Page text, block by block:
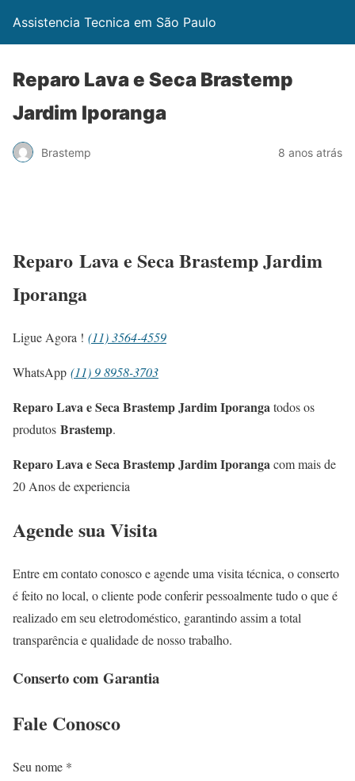
Assistencia Tecnica em São Paulo
Reparo Lava e Seca Brastemp
Jardim Iporanga
Brastemp 8 anos atrás
Reparo Lava e Seca Brastemp Jardim
Iporanga
Ligue Agora ! (11) 3564-4559
WhatsApp (11) 9 8958-3703
Reparo Lava e Seca Brastemp Jardim Iporangatodos os
produtos Brastemp.
Reparo Lava e Seca Brastemp Jardim Iporangacom mais de
20 Anos de experiencia
Agende sua Visita
Entre em contato conosco e agende uma visita técnica, o conserto
é feito no local, o cliente pode conferir pessoalmente tudo o que é
realizado em seu eletrodoméstico, garantindo assim a total
transparência e qualidade de nosso trabalho.
Conserto com Garantia
Fale Conosco
Seu nome *